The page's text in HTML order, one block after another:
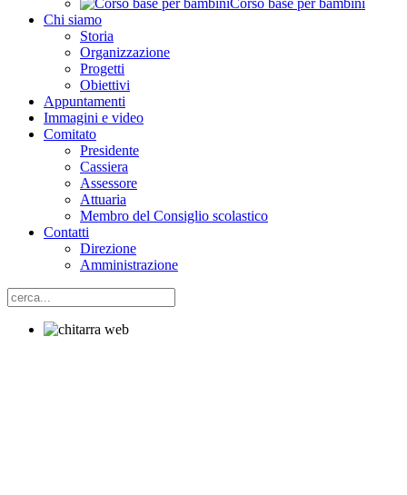
Corso base per bambini
Chi siamo
Storia
Organizzazione
Progetti
Obiettivi
Appuntamenti
Immagini e video
Comitato
Presidente
Cassiera
Assessore
Attuaria
Membro del Consiglio scolastico
Contatti
Direzione
Amministrazione